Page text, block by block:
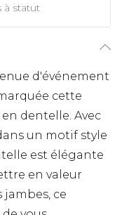
à statut
d'événement
cette
dentelle. Avec
un motif style
est élégante
en valeur
ce